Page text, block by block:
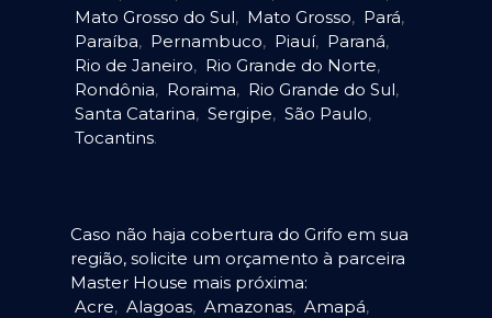
Mato Grosso do Sul, Mato Grosso, Pará,
Paraíba, Pernambuco, Piauí, Paraná,
Rio de Janeiro, Rio Grande do Norte,
Rondônia, Roraima, Rio Grande do Sul,
Santa Catarina, Sergipe, São Paulo,
Tocantins.
Caso não haja cobertura do Grifo em sua
região, solicite um orçamento à parceira
Master House mais próxima:
Acre, Alagoas, Amazonas, Amapá,